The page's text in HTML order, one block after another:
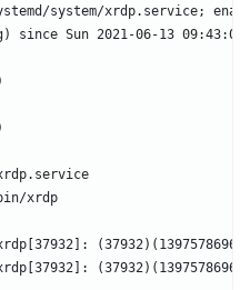
system/xrdp.service;
since Sun 2021-06-13 09:43:03
xrdp